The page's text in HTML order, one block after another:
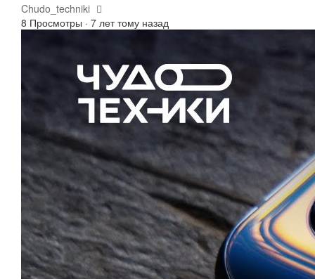
Chudo_techniki
8 Просмотры · 7 лет тому назад